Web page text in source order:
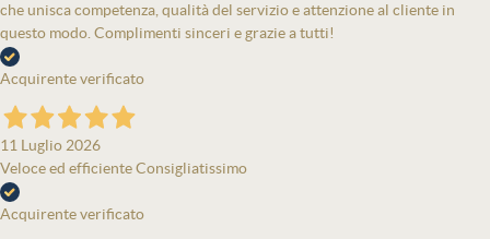
che unisca competenza, qualità del servizio e attenzione al cliente in
questo modo. Complimenti sinceri e grazie a tutti!
Acquirente verificato
11 Luglio 2026
Veloce ed efficiente Consigliatissimo
Acquirente verificato